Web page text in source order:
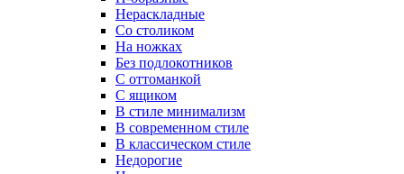
Нераскладные
Со столиком
На ножках
Без подлокотников
С оттоманкой
С ящиком
В стиле минимализм
В современном стиле
В классическом стиле
Недорогие